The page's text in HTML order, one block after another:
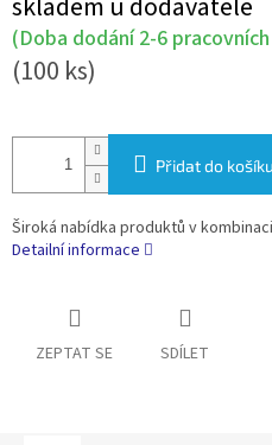
cena:
(Doba dodání 2-6
(100 ks)
Přidat do košíku
Široká nabídka produktů v
Detailní informace
ZEPTAT SE SDÍLET